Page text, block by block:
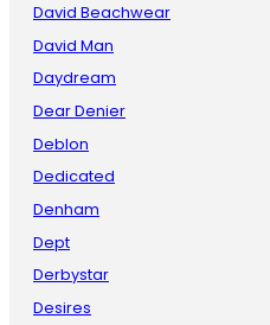
David Beachwear
David Man
Daydream
Dear Denier
Deblon
Dedicated
Denham
Dept
Derbystar
Desires